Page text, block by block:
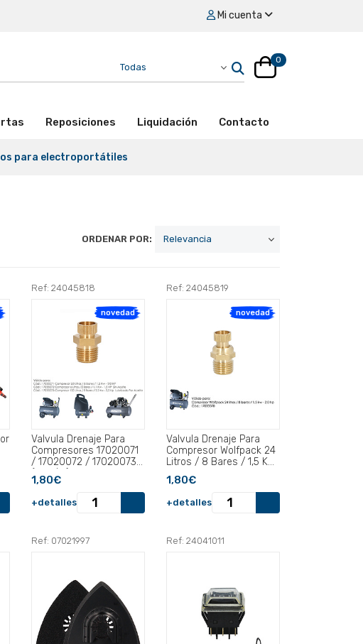
Mi cuenta
0
Reposiciones Liquidación Contacto
para electroportátiles
ORDENAR POR:
Ref: 24045818
novedad
Valvula Drenaje Para
Compresores 17020071
/ 17020072 / 17020073
(P.53/71).
1,80€
+detalles
Ref: 24045819
novedad
Valvula Drenaje Para
Compresor Wolfpack 24
Litros / 8 Bares / 1,5 Kw
- 2,0 HP .
1,80€
+detalles
Ref: 07021997 Ref: 24041011